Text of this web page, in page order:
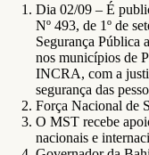
Dia 02/09 – É
Nº 493, de 1º de
Segurança Pública
nos municípios de
INCRA, com a
segurança das
Força Nacional de
O MST recebe
nacionais e